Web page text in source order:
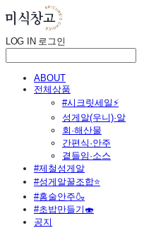
LOG IN 로그인
ABOUT
전체상품
#시크릿세일⚡
성게알(우니)·알
회·해산물
간편식·안주
곁들임·소스
#제철성게알
#성게알꿀조합⭐
#홈술안주🍶
#초밥만들기🍣
공지